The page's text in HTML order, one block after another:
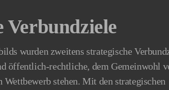
Verbundziele
wurden zweitens strategische
öffentlich-rechtliche, dem Gemeinwohl
stehen. Mit den strategischen